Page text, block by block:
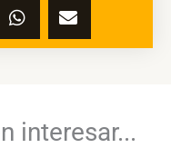
interesar...